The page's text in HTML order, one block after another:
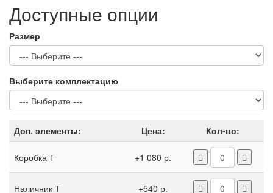
Доступные опции
Размер
Выберите комплектацию
Доп. элементы: Цена: Кол-во:
Коробка Т +1 080 р.
Наличник Т +540 р.